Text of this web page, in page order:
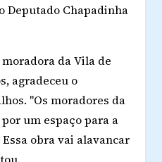
Deputado Chapadinha
da Vila de
agradeceu o
"Os moradores da
um espaço para a
obra vai alavancar